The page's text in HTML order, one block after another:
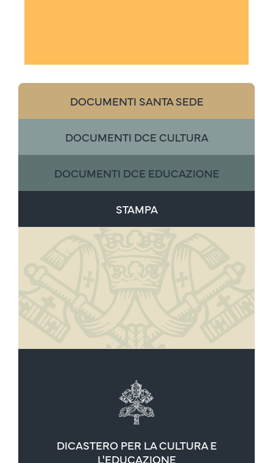
DOCUMENTI SANTA SEDE
DOCUMENTI DCE CULTURA
DOCUMENTI DCE EDUCAZIONE
STAMPA
DICASTERO PER LA CULTURA E
L'EDUCAZIONE